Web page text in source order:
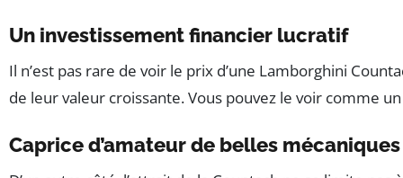
Un investissement financier lucratif
Il n’est pas rare de voir le prix d’une Lamborghini
de leur valeur croissante. Vous pouvez le voir comme
Caprice d’amateur de belles mécaniques